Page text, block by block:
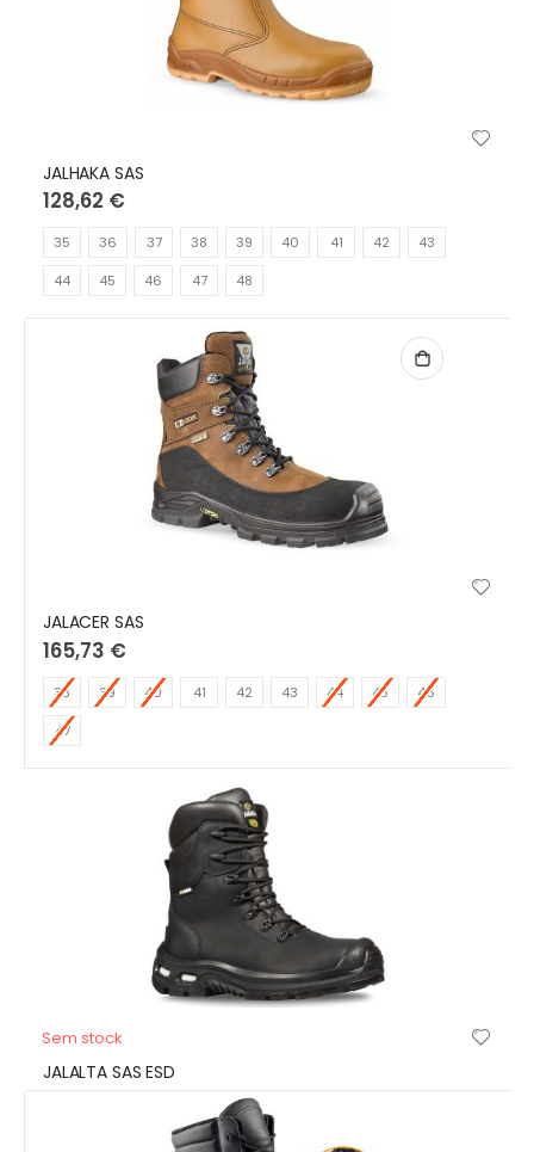
JALHAKA SAS
128,62 €
35 36 37 38 39 40 41 42
43
44
45 46 47 48
JALACER SAS
165,73 €
38 39 40 41 42 43 44 45
46
47
Sem stock
JALALTA SAS ESD